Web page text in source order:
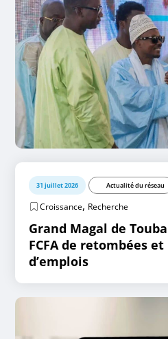
31 juillet 2026 Actualité du réseau
Croissance, Recherche
Grand Magal de
FCFA de retombées
d’emplois